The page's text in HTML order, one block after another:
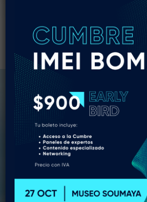
Homero 229 - Interior 501 Col.